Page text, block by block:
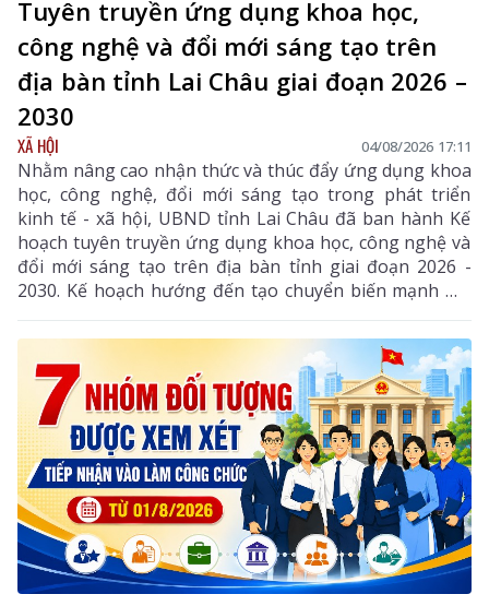
Tuyên truyền ứng dụng khoa học,
công nghệ và đổi mới sáng tạo trên
địa bàn tỉnh Lai Châu giai đoạn 2026 –
2030
XÃ HỘI 04/08/2026 17:11
Nhằm nâng cao nhận thức và thúc đẩy ứng dụng khoa
học, công nghệ, đổi mới sáng tạo trong phát triển
kinh tế - xã hội, UBND tỉnh Lai Châu đã ban hành Kế
hoạch tuyên truyền ứng dụng khoa học, công nghệ và
đổi mới sáng tạo trên địa bàn tỉnh giai đoạn 2026 -
2030. Kế hoạch hướng đến tạo chuyển biến mạnh mẽ
từ nhận thức đến hành động, phát huy vai trò của
khoa học, công nghệ, đổi mới sáng tạo và chuyển đổi
số, góp phần thực hiện hiệu quả các mục tiêu phát
triển của tỉnh trong giai đoạn mới.